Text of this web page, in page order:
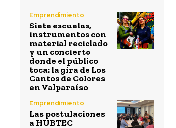
Emprendimiento
Siete escuelas,
instrumentos con
material reciclado
y un concierto
donde el público
toca: la gira de Los
Cantos de Colores
en Valparaíso
Emprendimiento
Las postulaciones
a HUBTEC